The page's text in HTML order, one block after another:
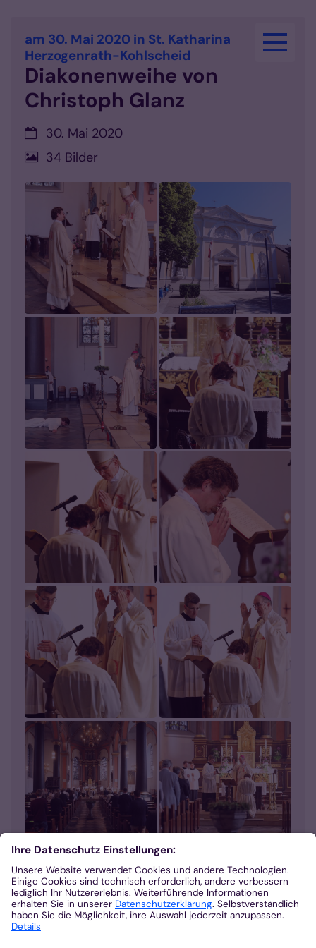
am 30. Mai 2020 in St. Katharina
Herzogenrath-Kohlscheid
Diakonenweihe von
Christoph Glanz
Datum:30. Mai 2020
34 Bilder